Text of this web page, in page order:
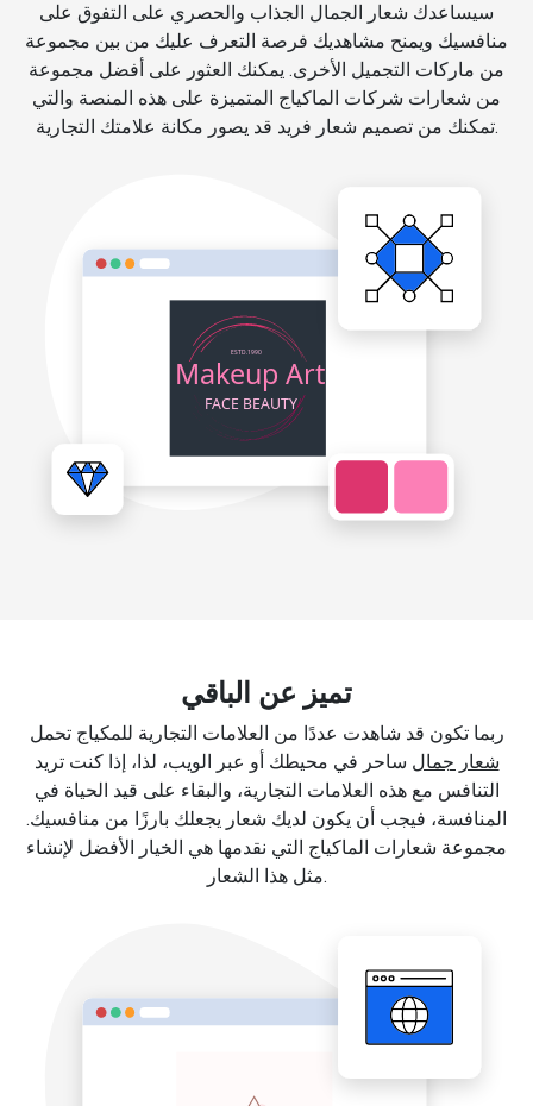
سيساعدك شعار الجمال الجذاب والحصري على التفوق على
منافسيك ويمنح مشاهديك فرصة التعرف عليك من بين مجموعة
من ماركات التجميل الأخرى. يمكنك العثور على أفضل مجموعة
من شعارات شركات الماكياج المتميزة على هذه المنصة والتي
تمكنك من تصميم شعار فريد قد يصور مكانة علامتك التجارية.
تميز عن الباقي
ربما تكون قد شاهدت عددًا من العلامات التجارية للمكياج تحمل
شعار جمال ساحر في محيطك أو عبر الويب، لذا، إذا كنت تريد
التنافس مع هذه العلامات التجارية، والبقاء على قيد الحياة في
المنافسة، فيجب أن يكون لديك شعار يجعلك بارزًا من منافسيك.
مجموعة شعارات الماكياج التي نقدمها هي الخيار الأفضل لإنشاء
مثل هذا الشعار.